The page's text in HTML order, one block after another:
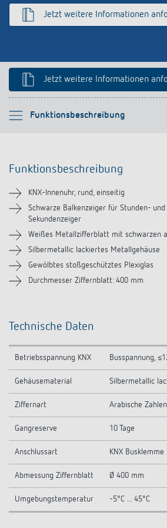
Anfahrt
Jetzt weitere Informationen
Jetzt weitere Informationen
Funktionsbeschreibung
Bitte auswählen
Technische Informationen
Downloads
Funktionsbeschreibung
KNX-Innenuhr, rund, einseitig
Schwarze Balkenzeiger für Stunden-
Sekundenzeiger
Weißes Metallzifferblatt mit schwarzen
Silbermetallic lackiertes Metallgehäuse
Gewölbtes stoßgeschütztes Plexiglas
Durchmesser Ziffernblatt: 400 mm
Technische Daten
Betriebsspannung KNX Busspannung,
Gehäusematerial Silbermetallic
Ziffernart Arabische Zahlen
Gangreserve 10 Tage
Anschlussart KNX Busklemme
Abmessung Ziffernblatt Ø 400 mm
Umgebungstemperatur -5°C ... 45°C